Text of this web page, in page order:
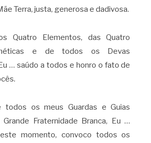
Terra, justa, generosa e dadivosa.
Quatro Elementos, das Quatro
e de todos os Devas
… saúdo a todos e honro o fato de
todos os meus Guardas e Guias
Fraternidade Branca, Eu …
momento, convoco todos os